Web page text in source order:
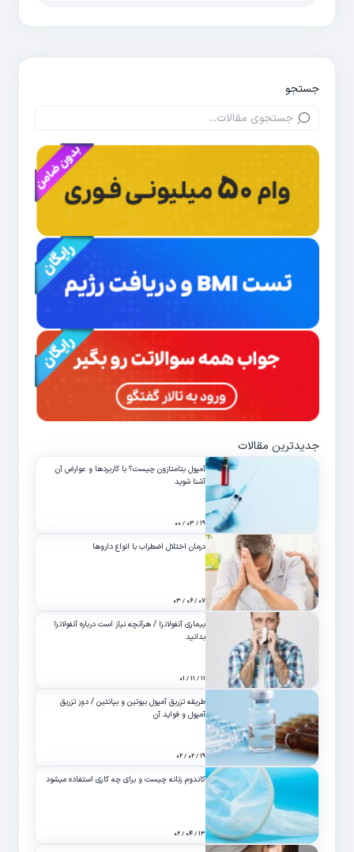
جستجو
جدیدترین مقالات
آمپول بتامتازون چیست؟ با کاربردها و عوارض آن
آشنا شوید
۱۹ / ۰۳ / ۰۰
درمان اختلال اضطراب با انواع داروها
۰۷ / ۰۶ / ۰۳
بیماری آنفولانزا / هرآنچه نیاز است درباره آنفولانزا
بدانید
۱۱ / ۱۱ / ۰۱
طریقه تزریق آمپول بیوتین و بپانتین / دوز تزریق
آمپول و فواید آن
۱۹ / ۰۲ / ۰۲
کاندوم زنانه چیست و برای چه کاری استفاده میشود
۱۳ / ۰۴ / ۰۲